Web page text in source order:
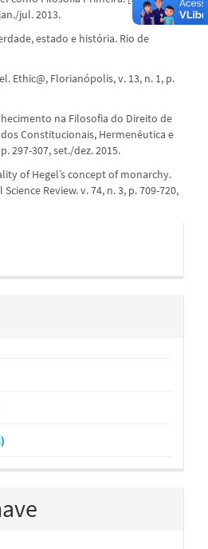
jul. 2013.
estado e história. Rio de
Ethic@, Florianópolis, v. 13, n. 1, p.
na Filosofia do Direito de
Constitucionais, Hermenêutica e
297-307, set./dez. 2015.
of Hegel’s concept of monarchy.
Review. v. 74, n. 3, p. 709-720,